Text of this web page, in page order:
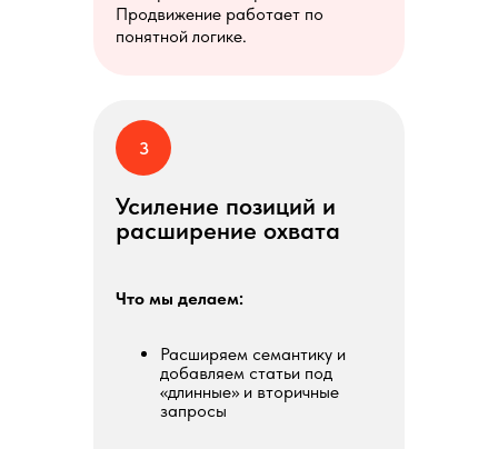
Что мы делаем:
Расширяем семантику и
добавляем статьи под
«длинные» и вторичные
запросы
Усиление позиций и
расширение охвата
3
Продвижение работает по
понятной логике.